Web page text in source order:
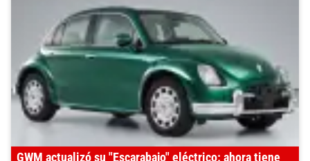
GWM actualizó su "Escarabajo" eléctrico: ahora tiene